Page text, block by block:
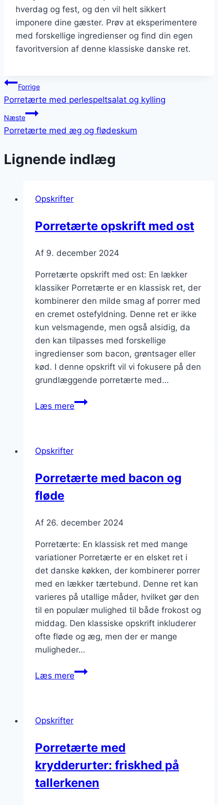
hverdag og fest, og den vil helt sikkert
imponere dine gæster. Prøv at eksperimentere
med forskellige ingredienser og find din egen
favoritversion af denne klassiske danske ret.
Indlægsnavigation
Forrige
Porretærte med perlespeltsalat og kylling
Næste
Porretærte med æg og flødeskum
Lignende indlæg
Opskrifter
Porretærte opskrift med ost
Af 9. december 2024
Porretærte opskrift med ost: En lækker
klassiker Porretærte er en klassisk ret, der
kombinerer den milde smag af porrer med
en cremet ostefyldning. Denne ret er ikke
kun velsmagende, men også alsidig, da
den kan tilpasses med forskellige
ingredienser som bacon, grøntsager eller
kød. I denne opskrift vil vi fokusere på den
grundlæggende porretærte med…
Læs merePorretærte
Opskrifter
Porretærte med bacon og
fløde
Af 26. december 2024
Porretærte: En klassisk ret med mange
variationer Porretærte er en elsket ret i
det danske køkken, der kombinerer porrer
med en lækker tærtebund. Denne ret kan
varieres på utallige måder, hvilket gør den
til en populær mulighed til både frokost og
middag. Den klassiske opskrift inkluderer
ofte fløde og æg, men der er mange
muligheder…
Læs merePorretærte
Opskrifter
Porretærte med
krydderurter: friskhed på
tallerkenen